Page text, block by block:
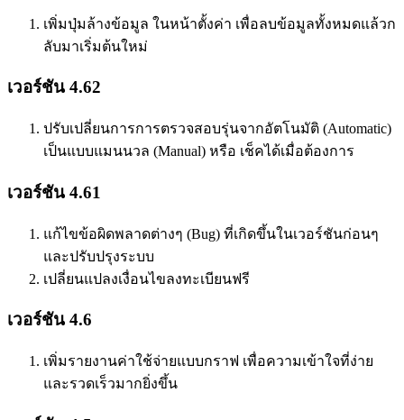
เพิ่มปุ่มล้างข้อมูล ในหน้าตั้งค่า เพื่อลบข้อมูลทั้งหมดแล้วก
ลับมาเริ่มต้นใหม่
เวอร์ชัน 4.62
ปรับเปลี่ยนการการตรวจสอบรุ่นจากอัตโนมัติ (Automatic)
เป็นแบบแมนนวล (Manual) หรือ เช็คได้เมื่อต้องการ
เวอร์ชัน 4.61
แก้ไขข้อผิดพลาดต่างๆ (Bug) ที่เกิดขึ้นในเวอร์ชันก่อนๆ
และปรับปรุงระบบ
เปลี่ยนแปลงเงื่อนไขลงทะเบียนฟรี
เวอร์ชัน 4.6
เพิ่มรายงานค่าใช้จ่ายแบบกราฟ เพื่อความเข้าใจที่ง่าย
และรวดเร็วมากยิ่งขึ้น